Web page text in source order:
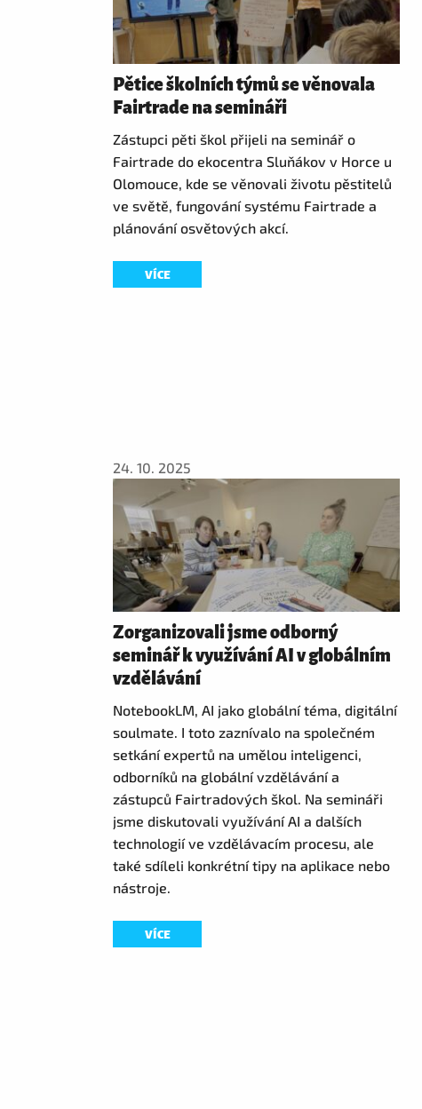
Pětice školních týmů se věnovala
Fairtrade na semináři
Zástupci pěti škol přijeli na seminář o
Fairtrade do ekocentra Sluňákov v Horce u
Olomouce, kde se věnovali životu pěstitelů
ve světě, fungování systému Fairtrade a
plánování osvětových akcí.
VÍCE
24. 10. 2025
Zorganizovali jsme odborný
seminář k využívání AI v globálním
vzdělávání
NotebookLM, AI jako globální téma, digitální
soulmate. I toto zaznívalo na společném
setkání expertů na umělou inteligenci,
odborníků na globální vzdělávání a
zástupců Fairtradových škol. Na semináři
jsme diskutovali využívání AI a dalších
technologií ve vzdělávacím procesu, ale
také sdíleli konkrétní tipy na aplikace nebo
nástroje.
VÍCE